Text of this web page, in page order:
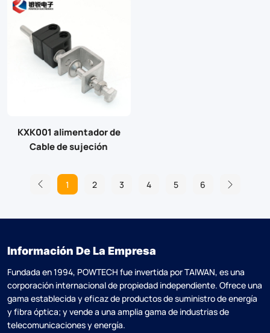
KXK001 alimentador de
Cable de sujeción
1 2 3 4 5 6
Información De La Empresa
Fundada en 1994, POWTECH fue invertida por TAlWAN, es una
corporación internacional de propiedad independiente. Ofrece una
gama establecida y eficaz de productos de suministro de energía
y fibra óptica; y vende a una amplia gama de industrias de
telecomunicaciones y energía.